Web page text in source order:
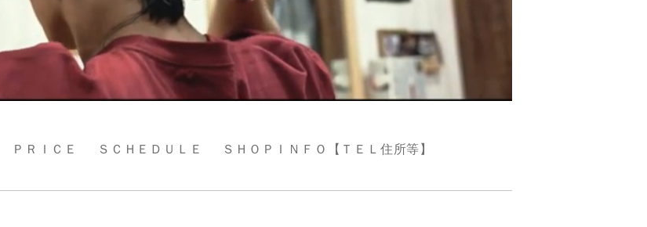
ＰＲＩＣＥ ＳＣＨＥＤＵＬＥ ＳＨＯＰＩＮＦＯ【ＴＥＬ住所等】